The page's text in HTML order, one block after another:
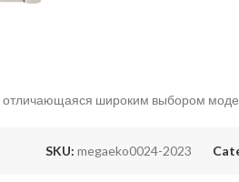
широким выбором
SKU: megaeko0024-2023